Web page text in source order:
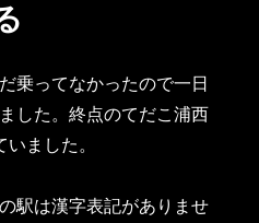
乗ってなかったので一日
した。終点のてだこ浦西
ました。
駅は漢字表記がありませ